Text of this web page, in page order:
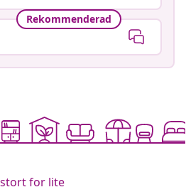
Rekommenderad
stort for lite